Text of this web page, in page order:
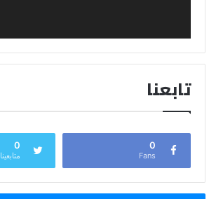
تابعنا
0
Fans
0
متابعينا